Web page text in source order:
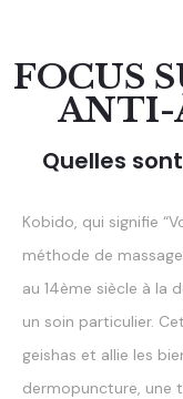
FOCUS
ANTI-
Quelles
Kobido, qui signifie
méthode de
au 14ème siècle à la
un soin particulier.
geishas et allie les
dermopuncture, une